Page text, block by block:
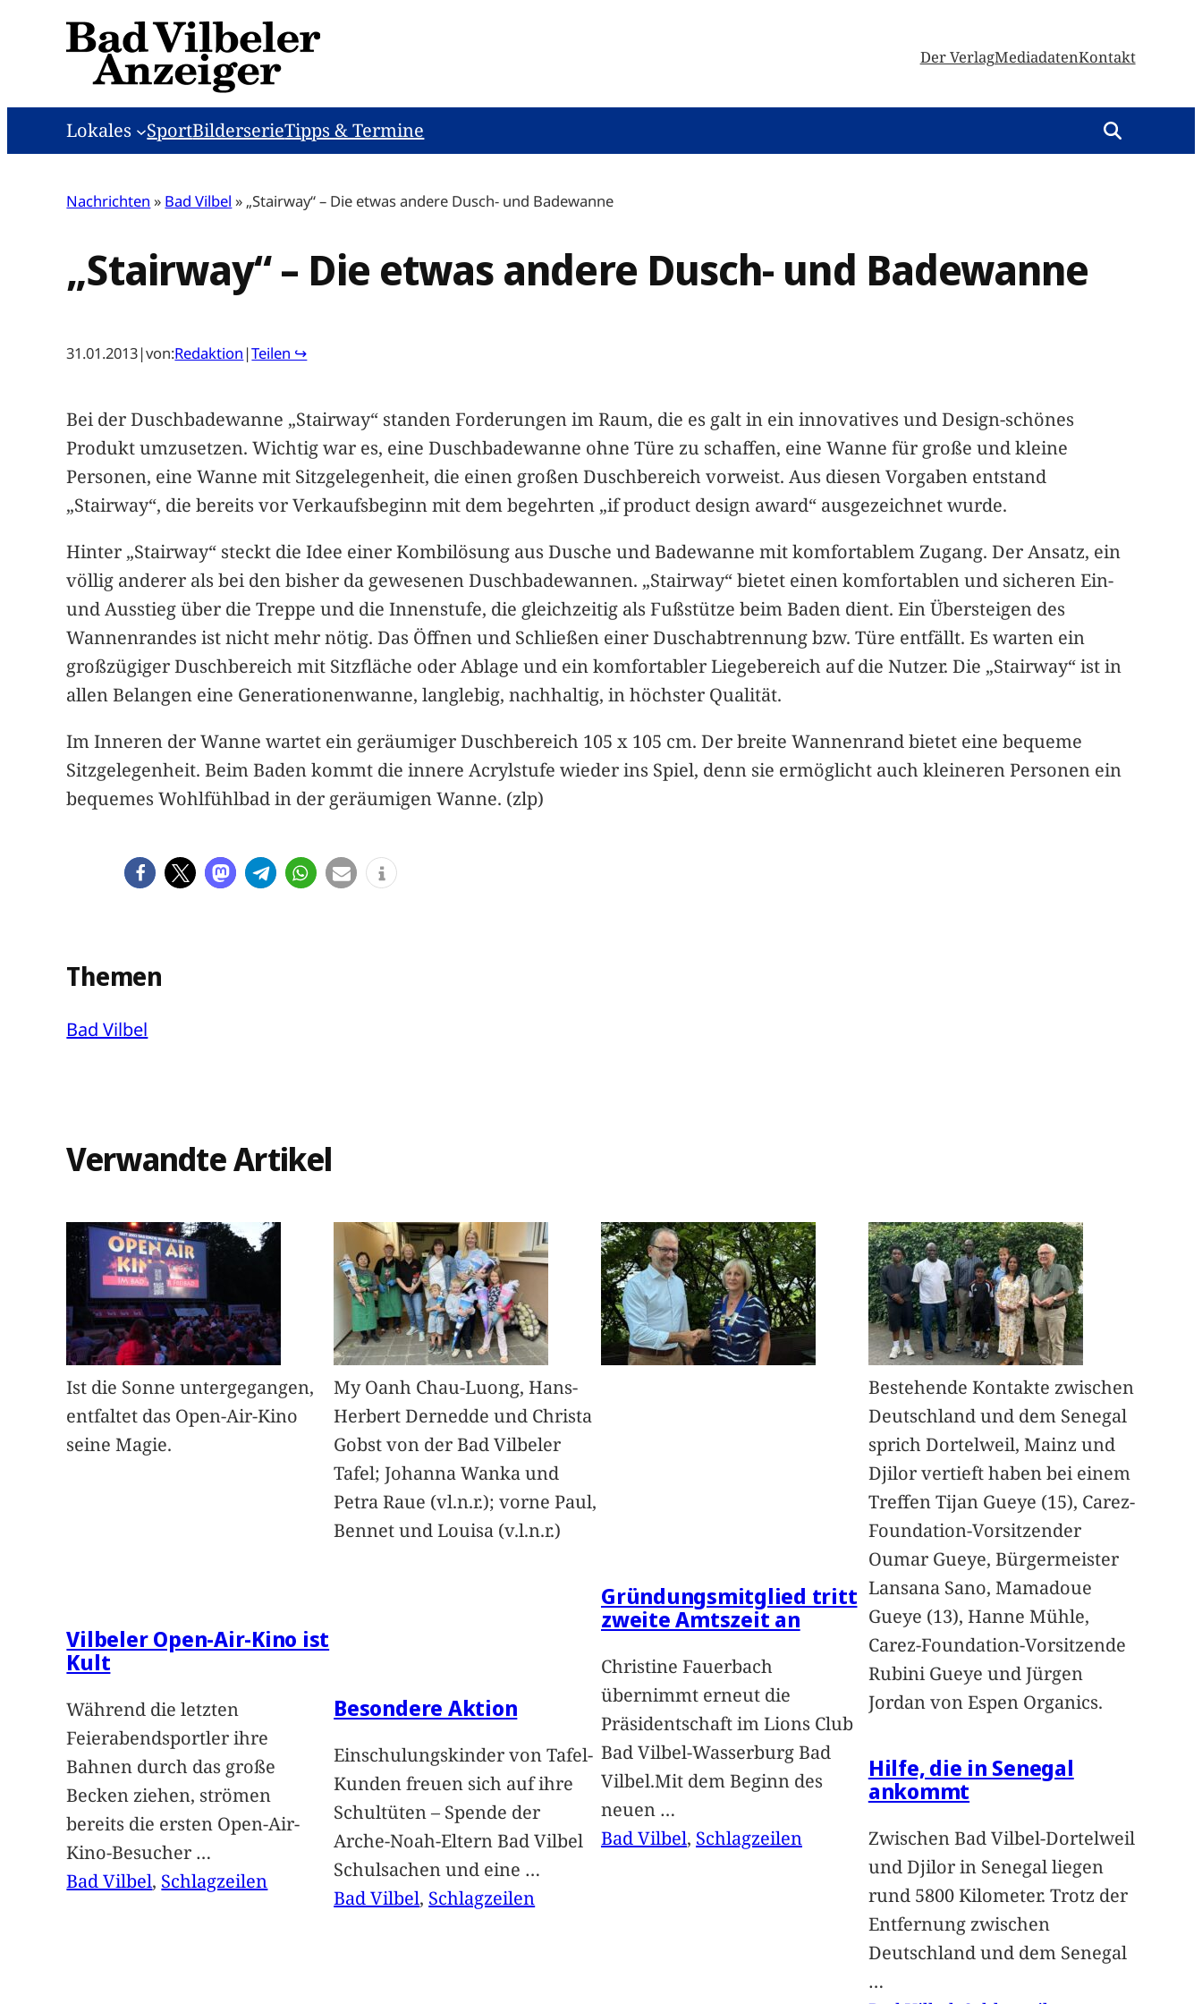
Der VerlagMediadatenKontakt
Lokales SportBilderserieTipps & Termine
Nachrichten » Bad Vilbel » „Stairway“ – Die etwas andere Dusch- und Badewanne
„Stairway“ – Die etwas andere Dusch- und Badewanne
31.01.2013|von:Redaktion |Teilen ↪
Bei der Duschbadewanne „Stairway“ standen Forderungen im Raum, die es galt in ein innovatives und Design-schönes
Produkt umzusetzen. Wichtig war es, eine Duschbadewanne ohne Türe zu schaffen, eine Wanne für große und kleine
Personen, eine Wanne mit Sitzgelegenheit, die einen großen Duschbereich vorweist. Aus diesen Vorgaben entstand
„Stairway“, die bereits vor Verkaufsbeginn mit dem begehrten „if product design award“ ausgezeichnet wurde.
Hinter „Stairway“ steckt die Idee einer Kombilösung aus Dusche und Badewanne mit komfortablem Zugang. Der Ansatz, ein
völlig anderer als bei den bisher da gewesenen Duschbadewannen. „Stairway“ bietet einen komfortablen und sicheren Ein-
und Ausstieg über die Treppe und die Innenstufe, die gleichzeitig als Fußstütze beim Baden dient. Ein Übersteigen des
Wannenrandes ist nicht mehr nötig. Das Öffnen und Schließen einer Duschabtrennung bzw. Türe entfällt. Es warten ein
großzügiger Duschbereich mit Sitzfläche oder Ablage und ein komfortabler Liegebereich auf die Nutzer. Die „Stairway“ ist in
allen Belangen eine Generationenwanne, langlebig, nachhaltig, in höchster Qualität.
Im Inneren der Wanne wartet ein geräumiger Duschbereich 105 x 105 cm. Der breite Wannenrand bietet eine bequeme
Sitzgelegenheit. Beim Baden kommt die innere Acrylstufe wieder ins Spiel, denn sie ermöglicht auch kleineren Personen ein
bequemes Wohlfühlbad in der geräumigen Wanne. (zlp)
Themen
Bad Vilbel
Verwandte Artikel
Ist die Sonne untergegangen,
entfaltet das Open-Air-Kino
seine Magie.
Vilbeler Open-Air-Kino ist
Kult
Während die letzten
Feierabendsportler ihre
Bahnen durch das große
Becken ziehen, strömen
bereits die ersten Open-Air-
Kino-Besucher …
Bad Vilbel, Schlagzeilen
My Oanh Chau-Luong, Hans-
Herbert Dernedde und Christa
Gobst von der Bad Vilbeler
Tafel; Johanna Wanka und
Petra Raue (vl.n.r.); vorne Paul,
Bennet und Louisa (v.l.n.r.)
Besondere Aktion
Einschulungskinder von Tafel-
Kunden freuen sich auf ihre
Schultüten – Spende der
Arche-Noah-Eltern Bad Vilbel
Schulsachen und eine …
Bad Vilbel, Schlagzeilen
Gründungsmitglied tritt
zweite Amtszeit an
Christine Fauerbach
übernimmt erneut die
Präsidentschaft im Lions Club
Bad Vilbel-Wasserburg Bad
Vilbel.Mit dem Beginn des
neuen …
Bad Vilbel, Schlagzeilen
Bestehende Kontakte zwischen
Deutschland und dem Senegal
sprich Dortelweil, Mainz und
Djilor vertieft haben bei einem
Treffen Tijan Gueye (15), Carez-
Foundation-Vorsitzender
Oumar Gueye, Bürgermeister
Lansana Sano, Mamadoue
Gueye (13), Hanne Mühle,
Carez-Foundation-Vorsitzende
Rubini Gueye und Jürgen
Jordan von Espen Organics.
Hilfe, die in Senegal
ankommt
Zwischen Bad Vilbel-Dortelweil
und Djilor in Senegal liegen
rund 5800 Kilometer. Trotz der
Entfernung zwischen
Deutschland und dem Senegal
…